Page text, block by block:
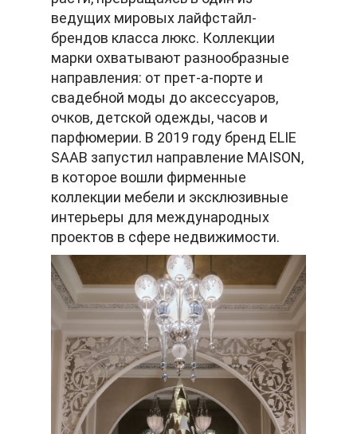
ведущих мировых лайфстайл-
брендов класса люкс. Коллекции
марки охватывают разнообразные
направления: от прет-а-порте и
свадебной моды до аксессуаров,
очков, детской одежды, часов и
парфюмерии. В 2019 году бренд ELIE
SAAB запустил направление MAISON,
в которое вошли фирменные
коллекции мебели и эксклюзивные
интерьеры для международных
проектов в сфере недвижимости.